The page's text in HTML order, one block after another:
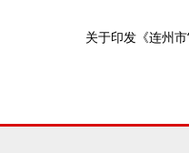
关于印发《连州